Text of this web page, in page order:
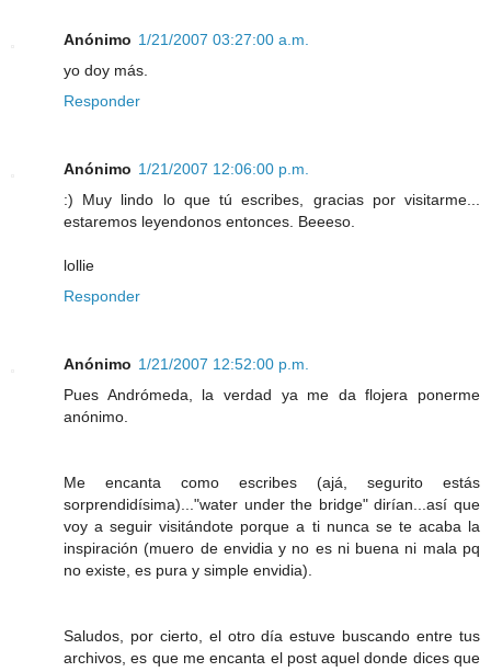
Anónimo 1/21/2007 03:27:00 a.m.
yo doy más.
Responder
Anónimo 1/21/2007 12:06:00 p.m.
:) Muy lindo lo que tú escribes, gracias por visitarme...
estaremos leyendonos entonces. Beeeso.
lollie
Responder
Anónimo 1/21/2007 12:52:00 p.m.
Pues Andrómeda, la verdad ya me da flojera ponerme
anónimo.
Me encanta como escribes (ajá, segurito estás
sorprendidísima)..."water under the bridge" dirían...así que
voy a seguir visitándote porque a ti nunca se te acaba la
inspiración (muero de envidia y no es ni buena ni mala pq
no existe, es pura y simple envidia).
Saludos, por cierto, el otro día estuve buscando entre tus
archivos, es que me encanta el post aquel donde dices que